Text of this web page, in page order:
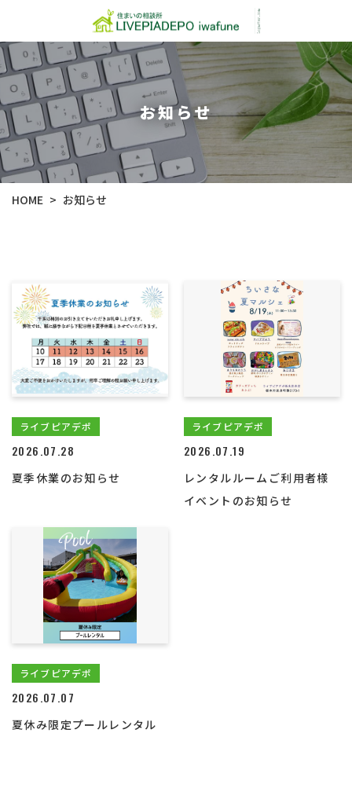
お知らせ
HOME > お知らせ
ライブピアデポ
2026.07.28
夏季休業のお知らせ
ライブピアデポ
2026.07.19
レンタルルームご利用者様
イベントのお知らせ
ライブピアデポ
2026.07.07
夏休み限定プールレンタル